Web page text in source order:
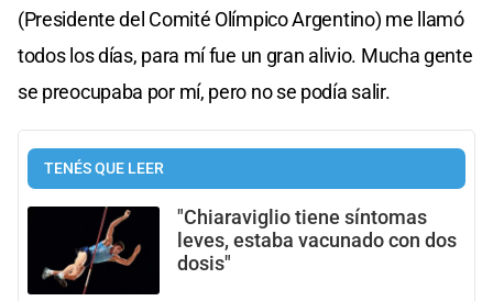
(Presidente del Comité Olímpico Argentino) me llamó
todos los días, para mí fue un gran alivio. Mucha gente
se preocupaba por mí, pero no se podía salir.
TENÉS QUE LEER
"Chiaraviglio tiene síntomas
leves, estaba vacunado con dos
dosis"